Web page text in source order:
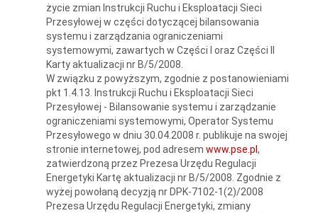
życie zmian Instrukcji Ruchu i Eksploatacji Sieci
Przesyłowej w części dotyczącej bilansowania
systemu i zarządzania ograniczeniami
systemowymi, zawartych w Części I oraz Części II
Karty aktualizacji nr B/5/2008.
W związku z powyższym, zgodnie z postanowieniami
pkt 1.4.13. Instrukcji Ruchu i Eksploatacji Sieci
Przesyłowej - Bilansowanie systemu i zarządzanie
ograniczeniami systemowymi, Operator Systemu
Przesyłowego w dniu 30.04.2008 r. publikuje na swojej
stronie internetowej, pod adresem www.pse.pl ,
zatwierdzoną przez Prezesa Urzędu Regulacji
Energetyki Kartę aktualizacji nr B/5/2008. Zgodnie z
wyżej powołaną decyzją nr DPK-7102-1(2)/2008
Prezesa Urzędu Regulacji Energetyki, zmiany